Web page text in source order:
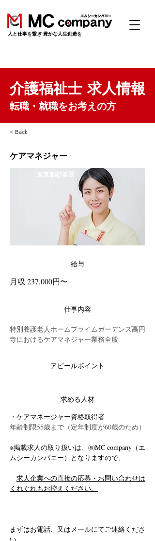
​人と仕事を繋ぎ 豊かな人生創造を
介護福祉士 求人情報
転職・就職をお考えの方
< Back
ケアマネジャー
東京都杉並区
給与
月収 237,000円〜
仕事内容
特別養護老人ホームプライムガーデンズ高円
寺におけるケアマネジャー業務全般
アピールポイント
求める人材
・ケアマネージャー資格取得者
年齢制限55歳まで（定年制度が60歳のため）
※掲載求人の取り扱いは、㈱MC company（エ
ムシーカンパニー）となりますので、
求人企業への直接の応募・お問い合わせは
くれぐれもお控えください。
まずはお電話、又はメールにてご連絡くださ